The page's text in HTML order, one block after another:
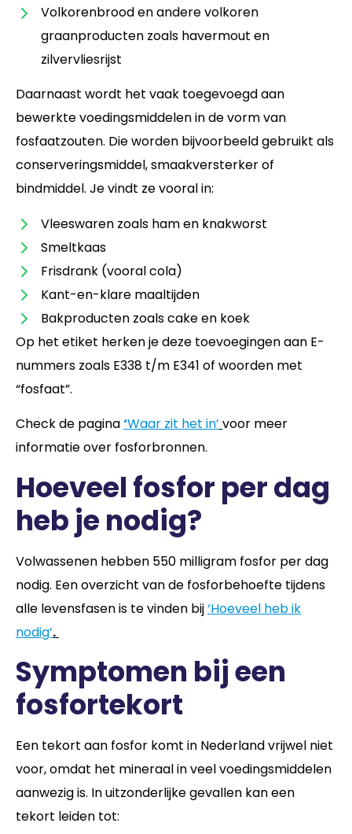
Volkorenbrood en andere volkoren
graanproducten zoals havermout en
zilvervliesrijst
Daarnaast wordt het vaak toegevoegd aan
bewerkte voedingsmiddelen in de vorm van
fosfaatzouten. Die worden bijvoorbeeld gebruikt als
conserveringsmiddel, smaakversterker of
bindmiddel. Je vindt ze vooral in:
Vleeswaren zoals ham en knakworst
Smeltkaas
Frisdrank (vooral cola)
Kant-en-klare maaltijden
Bakproducten zoals cake en koek
Op het etiket herken je deze toevoegingen aan E-
nummers zoals E338 t/m E341 of woorden met
“fosfaat”.
Check de pagina‘Waar zit het in’ voor meer
informatie over fosforbronnen.
Hoeveel fosfor per dag
heb je nodig?
Volwassenen hebben 550 milligram fosfor per dag
nodig. Een overzicht van de fosforbehoefte tijdens
alle levensfasen is te vinden bij‘Hoeveel heb ik
nodig’.
Symptomen bij een
fosfortekort
Een tekort aan fosfor komt in Nederland vrijwel niet
voor, omdat het mineraal in veel voedingsmiddelen
aanwezig is. In uitzonderlijke gevallen kan een
tekort leiden tot: